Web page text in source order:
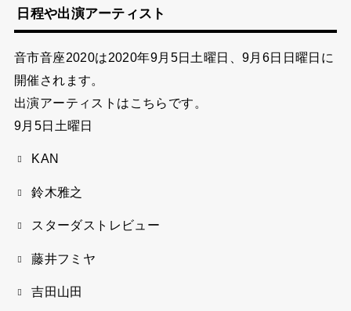
日程や出演アーティスト
音市音座2020は2020年9月5日土曜日、9月6日日曜日 に
開催されます。
出演アーティストはこちらです。
9月5日土曜日
KAN
鈴木雅之
スターダストレビュー
藤井フミヤ
吉田山田